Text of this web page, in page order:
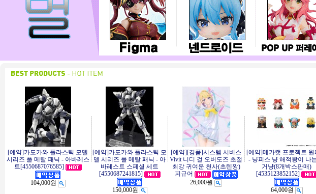
[예약]카도카와 플라스틱 모델
시리즈 풀 메탈 패닉 - 아바레스
트[4550687076585]
104,000원
[예약]카도카와 플라스틱 모
델 시리즈 풀 메탈 패닉 - 아
바레스트 스페셜 세트
[4550687241815]
150,000원
[예약][경품]시스템 서비스
Vivit 니디 걸 오버도즈 초절
최강 귀여운 천사(초텐짱)
피규어
26,000원
[예약]메가캣 프로젝트 원
- 냥피스 냥 해적왕이 나
거냥(8개박스판매)
[4535123852152]
64,000원